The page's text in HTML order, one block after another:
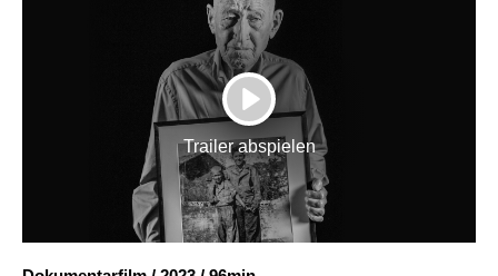
So geht’s
Filmpakete
Gutscheine
& Filmpässe
Account
Suche
PLAY
Trailer abspielen